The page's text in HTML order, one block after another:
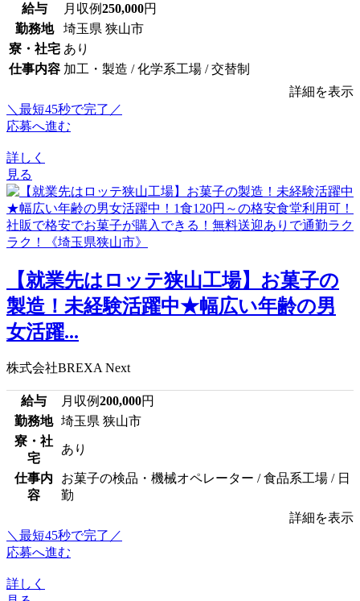
給与 月収例250,000円
勤務地
埼玉県 狭山市
寮・社宅 あり
仕事内容 加工・製造 / 化学系工場 / 交替制
詳細を表示
＼最短45秒で完了／
応募へ進む
詳しく
見る
【就業先はロッテ狭山工場】お菓子の
製造！未経験活躍中★幅広い年齢の男
女活躍...
株式会社BREXA Next
給与 月収例200,000円
勤務地
埼玉県 狭山市
寮・社
宅
あり
仕事内
容
お菓子の検品・機械オペレーター / 食品系工場 / 日
勤
詳細を表示
＼最短45秒で完了／
応募へ進む
詳しく